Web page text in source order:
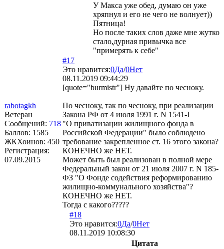
У Макса уже обед, думаю он уже
хряпнул и его не чего не волнует))
Пятница!
Но после таких слов даже мне жутко
стало,дурная привычка все
"примерять к себе"
rabotagkh
Ветеран
Сообщений: 718
Баллов: 1585
ЖКХоинов: 450
Регистрация:
07.09.2015
#17
Это нравится:0Да/0Нет
08.11.2019 09:44:29
[quote="burmistr"] Ну давайте по чесноку.
По чесноку, так по чесноку, при реализации
Закона РФ от 4 июля 1991 г. N 1541-I
"О приватизации жилищного фонда в
Российской Федерации" было соблюдено
требование закрепленное ст. 16 этого закона?
КОНЕЧНО же НЕТ.
Может быть был реализован в полной мере
Федеральный закон от 21 июля 2007 г. N 185-
ФЗ "О Фонде содействия реформированию
жилищно-коммунального хозяйства"?
КОНЕЧНО же НЕТ.
Тогда с какого?????
#18
Это нравится:0Да/0Нет
08.11.2019 10:08:30
Цитата